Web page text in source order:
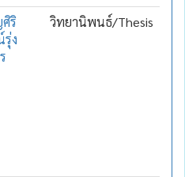
ริ
รุ่ง
วิทยานิพนธ์/Thesis